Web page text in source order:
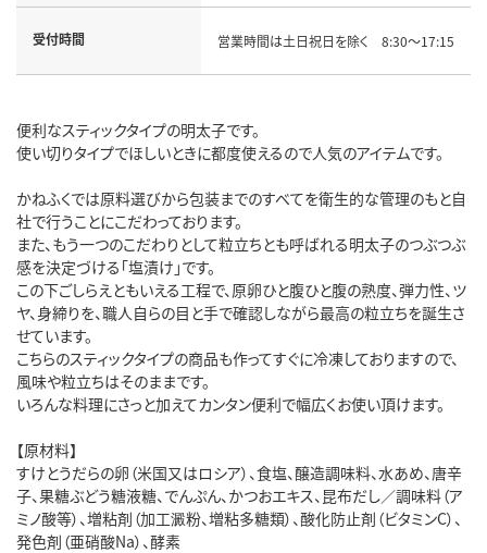
受付時間 営業時間は土日祝日を除く 8:30～17:15
便利なスティックタイプの明太子です。
使い切りタイプでほしいときに都度使えるので人気のアイテムです。
かねふくでは原料選びから包装までのすべてを衛生的な管理のもと自
社で行うことにこだわっております。
また、もう一つのこだわりとして粒立ちとも呼ばれる明太子のつぶつぶ
感を決定づける「塩漬け」です。
この下ごしらえともいえる工程で、原卵ひと腹ひと腹の熟度、弾力性、ツ
ヤ、身締りを、職人自らの目と手で確認しながら最高の粒立ちを誕生さ
せています。
こちらのスティックタイプの商品も作ってすぐに冷凍しておりますので、
風味や粒立ちはそのままです。
いろんな料理にさっと加えてカンタン便利で幅広くお使い頂けます。
【原材料】
すけとうだらの卵（米国又はロシア）、食塩、醸造調味料、水あめ、唐辛
子、果糖ぶどう糖液糖、でんぷん、かつおエキス、昆布だし／調味料（ア
ミノ酸等）、増粘剤（加工澱粉、増粘多糖類）、酸化防止剤（ビタミンC）、
発色剤（亜硝酸Na）、酵素